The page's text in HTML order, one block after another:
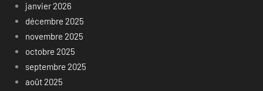
janvier 2026
décembre 2025
novembre 2025
octobre 2025
septembre 2025
août 2025